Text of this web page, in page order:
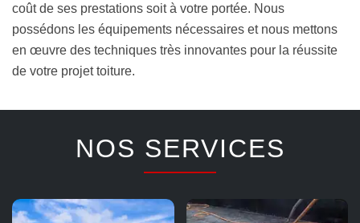
coût de ses prestations soit à votre portée. Nous
possédons les équipements nécessaires et nous mettons
en œuvre des techniques très innovantes pour la réussite
de votre projet toiture.
NOS SERVICES